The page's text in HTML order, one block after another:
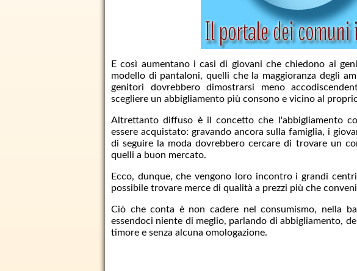
E così aumentano i casi di giovani che chiedono ai
modello di pantaloni, quelli che la maggioranza degli
genitori dovrebbero dimostrarsi meno
scegliere un abbigliamento più consono e vicino al
Altrettanto diffuso è il concetto che l'abbigliamento
essere acquistato: gravando ancora sulla famiglia, i
di seguire la moda dovrebbero cercare di trovare un
quelli a buon mercato.
Ecco, dunque, che vengono loro incontro i grandi
possibile trovare merce di qualità a prezzi più che
Ciò che conta è non cadere nel consumismo, nella
essendoci niente di meglio, parlando di abbigliamento,
timore e senza alcuna omologazione.